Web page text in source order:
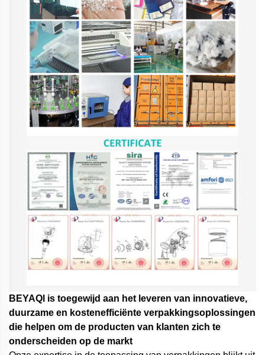
BEYAQl is toegewijd aan het leveren van innovatieve,
duurzame en kostenefficiënte verpakkingsoplossingen
die helpen om de producten van klanten zich te
onderscheiden op de markt